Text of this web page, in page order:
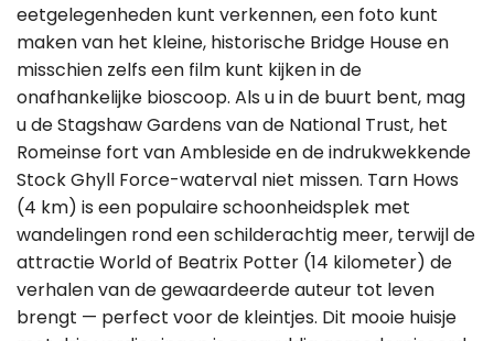
eetgelegenheden kunt verkennen, een foto kunt
maken van het kleine, historische Bridge House en
misschien zelfs een film kunt kijken in de
onafhankelijke bioscoop. Als u in de buurt bent, mag
u de Stagshaw Gardens van de National Trust, het
Romeinse fort van Ambleside en de indrukwekkende
Stock Ghyll Force-waterval niet missen. Tarn Hows
(4 km) is een populaire schoonheidsplek met
wandelingen rond een schilderachtig meer, terwijl de
attractie World of Beatrix Potter (14 kilometer) de
verhalen van de gewaardeerde auteur tot leven
brengt — perfect voor de kleintjes. Dit mooie huisje